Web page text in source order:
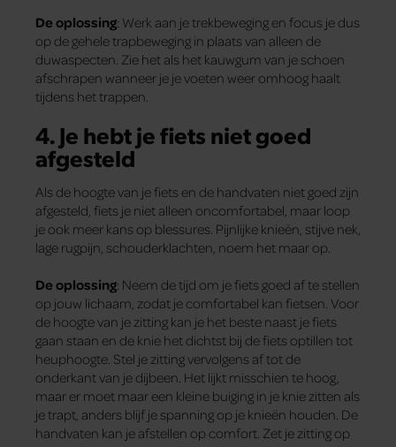
De oplossing: Werk aan je trekbeweging en focus je dus
op de gehele trapbeweging in plaats van alleen de
duwaspecten. Zie het als het kauwgum van je schoen
afschrapen wanneer je je voeten weer omhoog haalt
tijdens het trappen.
4. Je hebt je fiets niet goed
afgesteld
Als de hoogte van je fiets en de handvaten niet goed zijn
afgesteld, fiets je niet alleen oncomfortabel, maar loop
je ook meer kans op blessures. Pijnlijke knieën, stijve nek,
lage rugpijn, schouderklachten, noem het maar op.
De oplossing: Neem de tijd om je fiets goed af te stellen
op jouw lichaam, zodat je comfortabel kan fietsen. Voor
de hoogte van je zitting kan je het beste naast je fiets
gaan staan en de knie het dichtst bij de fiets optillen tot
heuphoogte. Stel je zitting vervolgens af tot de
onderkant van je dijbeen. Het lijkt misschien te hoog,
maar er moet maar een kleine buiging in je knie zitten als
je trapt, anders blijf je spanning op je knieën houden. De
handvaten kan je afstellen op comfort. Zet je zitting op